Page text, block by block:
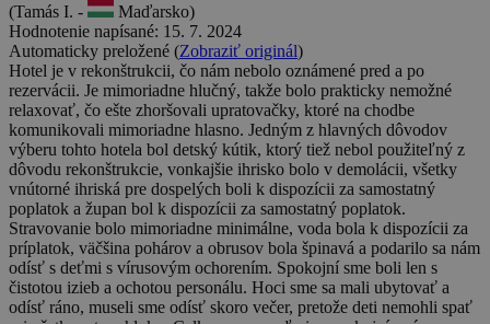
(Tamás I. -
Maďarsko)
Hodnotenie napísané: 15. 7. 2024
Automaticky preložené (Zobraziť originál)
Hotel je v rekonštrukcii, čo nám nebolo oznámené pred a po
rezervácii. Je mimoriadne hlučný, takže bolo prakticky nemožné
relaxovať, čo ešte zhoršovali upratovačky, ktoré na chodbe
komunikovali mimoriadne hlasno. Jedným z hlavných dôvodov
výberu tohto hotela bol detský kútik, ktorý tiež nebol použiteľný z
dôvodu rekonštrukcie, vonkajšie ihrisko bolo v demolácii, všetky
vnútorné ihriská pre dospelých boli k dispozícii za samostatný
poplatok a župan bol k dispozícii za samostatný poplatok.
Stravovanie bolo mimoriadne minimálne, voda bola k dispozícii za
príplatok, väčšina pohárov a obrusov bola špinavá a podarilo sa nám
odísť s deťmi s vírusovým ochorením. Spokojní sme boli len s
čistotou izieb a ochotou personálu. Hoci sme sa mali ubytovať a
odísť ráno, museli sme odísť skoro večer, pretože deti nemohli spať